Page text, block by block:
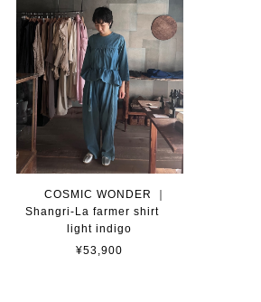
COSMIC WONDER ｜
Shangri-La farmer shirt
light indigo
¥53,900